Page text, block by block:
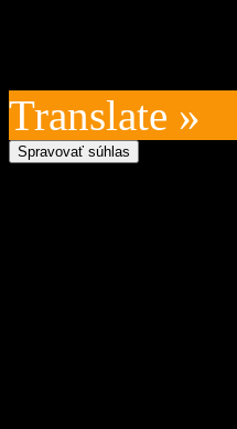
Translate »
Spravovať súhlas